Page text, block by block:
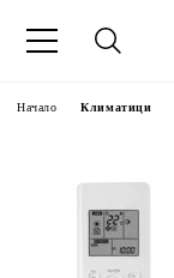
Начало Климатици